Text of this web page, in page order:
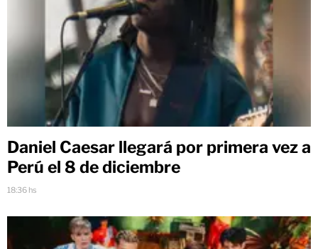
Daniel Caesar llegará por primera vez a
Perú el 8 de diciembre
18:36 hs